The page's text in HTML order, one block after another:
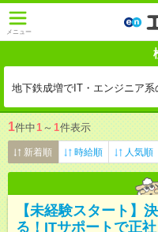
メニュー
地下鉄成増でIT・エンジニア系
1件中1 ～ 1件表示
新着順 時給順 人気順
【未経験スタート】
る！ITサポートで正